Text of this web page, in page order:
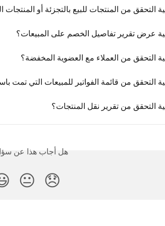
التحقق من المنتجات للبيع بالتجزئة أو المنتجات
عرض تقرير تفاصيل الخصم على المبيعات؟
التحقق من العملاء مع العضوية المخفضة؟
التحقق من قائمة الفواتير للمبيعات التي تمت
التحقق من تقرير نقل المنتجات؟
هل أجاب هذا عن
😞
😐